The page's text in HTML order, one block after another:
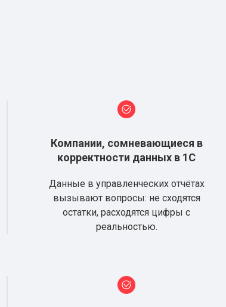
Компании, сомневающиеся в
корректности данных в 1С
Данные в управленческих отчётах
вызывают вопросы: не сходятся
остатки, расходятся цифры с
реальностью.